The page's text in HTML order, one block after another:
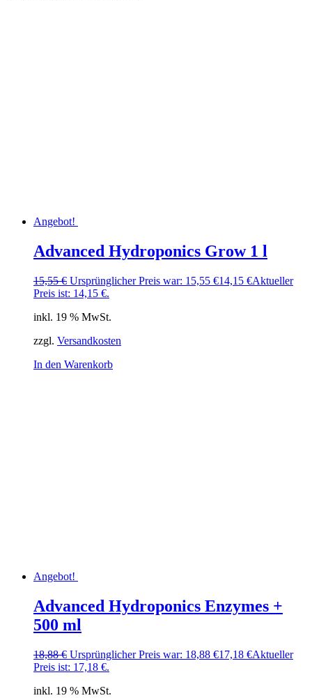
Angebot!
Advanced Hydroponics Grow 1 l
15,55€ Ursprünglicher Preis war: 15,55 €14,15 €Aktueller
Preis ist: 14,15 €.
inkl. 19 % MwSt.
zzgl. Versandkosten
In den Warenkorb
Angebot!
Advanced Hydroponics Enzymes +
500 ml
18,88€ Ursprünglicher Preis war: 18,88 €17,18 €Aktueller
Preis ist: 17,18 €.
inkl. 19 % MwSt.